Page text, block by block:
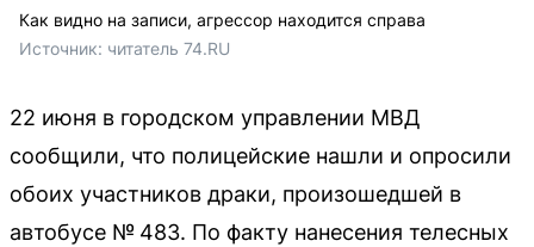
Как видно на записи, агрессор находится справа
Источник: читатель 74.RU
22 июня в городском управлении МВД
сообщили, что полицейские нашли и опросили
обоих участников драки, произошедшей в
автобусе № 483. По факту нанесения телесных